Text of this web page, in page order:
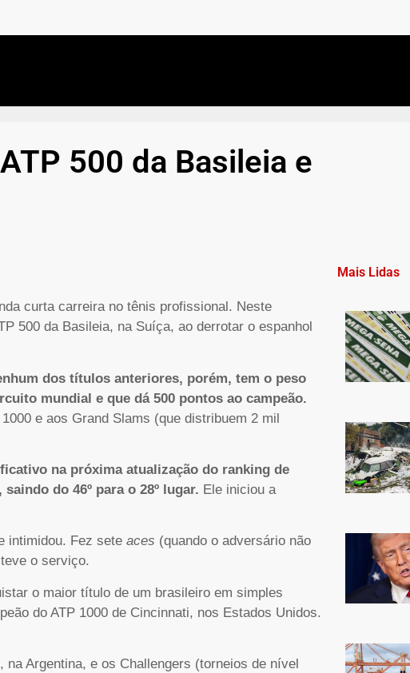
500 da Basileia e
curta carreira no tênis profissional. Neste
500 da Basileia, na Suíça, ao derrotar o espanhol
dos títulos anteriores, porém, tem o peso
mundial e que dá 500 pontos ao campeão.
e aos Grand Slams (que distribuem 2 mil
na próxima atualização do ranking de
do 46º para o 28º lugar. Ele iniciou a
intimidou. Fez sete aces (quando o adversário não
o serviço.
o maior título de um brasileiro em simples
do ATP 1000 de Cincinnati, nos Estados Unidos.
Argentina, e os Challengers (torneios de nível
Mais Lidas